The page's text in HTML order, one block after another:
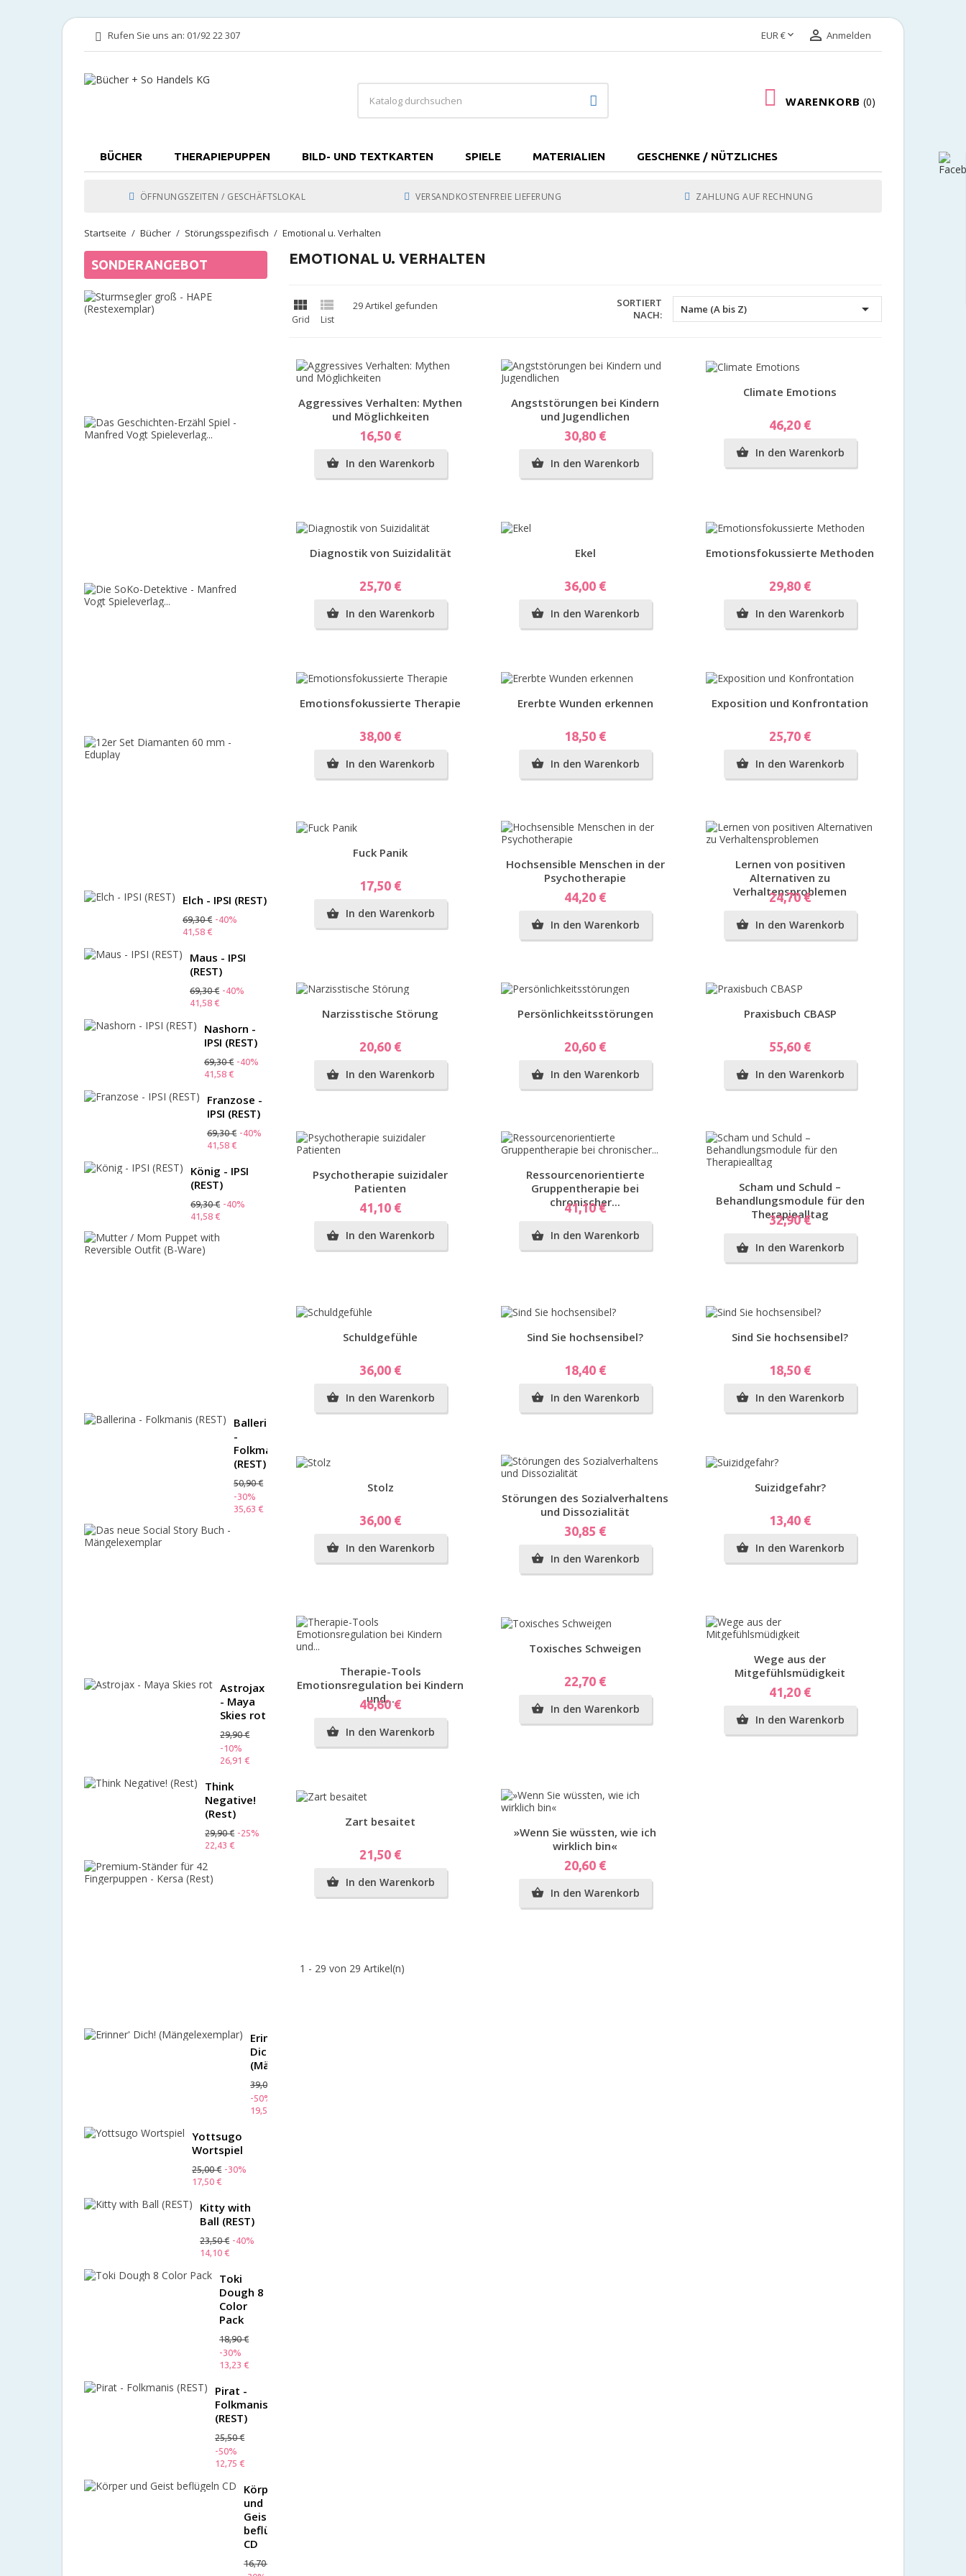
Rufen Sie uns an: 01/92 22 307 EUR €  Anmelden
WARENKORB 0
BÜCHER THERAPIEPUPPEN BILD- UND TEXTKARTEN SPIELE MATERIALIEN GESCHENKE / NÜTZLICHES
ÖFFNUNGSZEITEN / GESCHÄFTSLOKAL VERSANDKOSTENFREIE LIEFERUNG ZAHLUNG AUF RECHNUNG
Startseite Bücher Störungsspezifisch Emotional u. Verhalten
SONDERANGEBOT
Sturmsegler
groß
(Restexemplar)
400,00 €
200,00 €
Spieleverlag...
Spieleverlag...
Eduplay
Elch - IPSI (REST)
69,30 € -40%
41,58 €
Maus - IPSI
(REST)
69,30 € -40%
41,58 €
Nashorn -
IPSI (REST)
69,30 € -40%
41,58 €
Franzose -
IPSI (REST)
69,30 € -40%
41,58 €
König - IPSI
(REST)
69,30 € -40%
41,58 €
Reversible
Ballerina
-
Folkmanis
(REST)
50,90 €
-30%
35,63 €
Mängelexemplar
Astrojax
- Maya
Skies rot
29,90 €
-10%
26,91 €
Think
Negative!
(Rest)
29,90 € -25%
22,43 €
Erinner'
Dich!
(Mängelexemplar)
39,00 €
-50%
19,50 €
Yottsugo
Wortspiel
25,00 € -30%
17,50 €
Kitty with
Ball (REST)
23,50 € -40%
14,10 €
Toki
Dough 8
Color
Pack
18,90 €
-30%
13,23 €
Pirat -
Folkmanis
(REST)
25,50 €
-50%
12,75 €
Körper
und
Geist
beflügeln
CD
16,70 €
EMOTIONAL U. VERHALTEN

Grid

List
29 Artikel gefunden
SORTIERT
NACH:
Name (A bis Z) 
Vorschau
Aggressives Verhalten: Mythen
und Möglichkeiten
Preis
16,50 €
 In den Warenkorb
Vorschau
Angststörungen bei Kindern
und Jugendlichen
Preis
30,80 €
 In den Warenkorb
Vorschau
Climate Emotions
Preis
46,20 €
 In den Warenkorb
Vorschau
Diagnostik von Suizidalität
Preis
25,70 €
 In den Warenkorb
Vorschau
Ekel
Preis
36,00 €
 In den Warenkorb
Vorschau
Emotionsfokussierte Methoden
Preis
29,80 €
 In den Warenkorb
Vorschau
Emotionsfokussierte Therapie
Preis
38,00 €
 In den Warenkorb
Vorschau
Ererbte Wunden erkennen
Preis
18,50 €
 In den Warenkorb
Vorschau
Exposition und Konfrontation
Preis
25,70 €
 In den Warenkorb
Vorschau
Fuck Panik
Preis
17,50 €
 In den Warenkorb
Vorschau
Hochsensible Menschen in der
Psychotherapie
Preis
44,20 €
 In den Warenkorb
Vorschau
Lernen von positiven
Alternativen zu
Verhaltensproblemen
Preis
24,70 €
 In den Warenkorb
Vorschau
Narzisstische Störung
Preis
20,60 €
 In den Warenkorb
Vorschau
Persönlichkeitsstörungen
Preis
20,60 €
 In den Warenkorb
Vorschau
Praxisbuch CBASP
Preis
55,60 €
 In den Warenkorb
Vorschau
Psychotherapie suizidaler
Patienten
Preis
41,10 €
 In den Warenkorb
Vorschau
Ressourcenorientierte
Gruppentherapie bei
chronischer...
Preis
41,10 €
 In den Warenkorb
Vorschau
Scham und Schuld –
Behandlungsmodule für den
Therapiealltag
Preis
32,90 €
 In den Warenkorb
Vorschau
Schuldgefühle
Preis
36,00 €
 In den Warenkorb
Vorschau
Sind Sie hochsensibel?
Preis
18,40 €
 In den Warenkorb
Vorschau
Sind Sie hochsensibel?
Preis
18,50 €
 In den Warenkorb
Vorschau
Stolz
Preis
36,00 €
 In den Warenkorb
Vorschau
Störungen des Sozialverhaltens
und Dissozialität
Preis
30,85 €
 In den Warenkorb
Vorschau
Suizidgefahr?
Preis
13,40 €
 In den Warenkorb
Vorschau
Therapie-Tools
Emotionsregulation bei Kindern
und...
Preis
46,60 €
 In den Warenkorb
Vorschau
Toxisches Schweigen
Preis
22,70 €
 In den Warenkorb
Vorschau
Wege aus der
Mitgefühlsmüdigkeit
Preis
41,20 €
 In den Warenkorb
Vorschau
Zart besaitet
Preis
21,50 €
 In den Warenkorb
Vorschau
»Wenn Sie wüssten, wie ich
wirklich bin«
Preis
20,60 €
 In den Warenkorb
1 - 29 von 29 Artikel(n)